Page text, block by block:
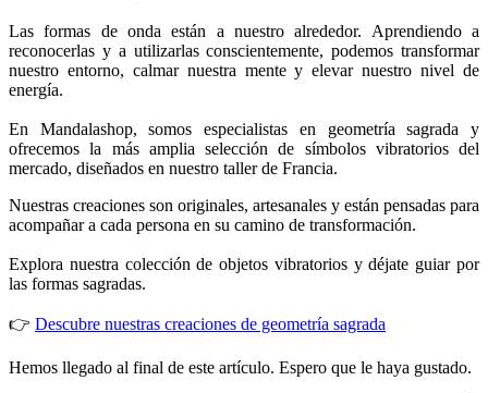
Las formas de onda están a nuestro alrededor. Aprendiendo a
reconocerlas y a utilizarlas conscientemente, podemos transformar
nuestro entorno, calmar nuestra mente y elevar nuestro nivel de
energía.
En Mandalashop, somos especialistas en geometría sagrada y
ofrecemos la más amplia selección de símbolos vibratorios del
mercado, diseñados en nuestro taller de Francia.
Nuestras creaciones son originales, artesanales y están pensadas para
acompañar a cada persona en su camino de transformación.
Explora nuestra colección de objetos vibratorios y déjate guiar por
las formas sagradas.
👉 Descubre nuestras creaciones de geometría sagrada
Hemos llegado al final de este artículo. Espero que le haya gustado.